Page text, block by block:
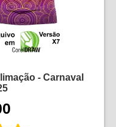
- Carnaval